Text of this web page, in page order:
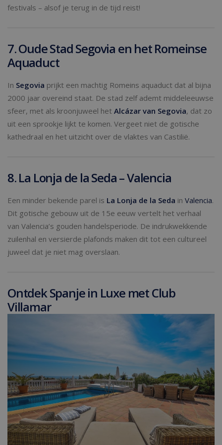
festivals – alsof je terug in de tijd reist!
7. Oude Stad Segovia en het Romeinse
Aquaduct
In Segovia prijkt een machtig Romeins aquaduct dat al bijna
2000 jaar overeind staat. De stad zelf ademt middeleeuwse
sfeer, met als kroonjuweel het Alcázar van Segovia, dat zo
uit een sprookje lijkt te komen. Vergeet niet de gotische
kathedraal en het uitzicht over de vlaktes van Castilië.
8. La Lonja de la Seda – Valencia
Een minder bekende parel is La Lonja de la Seda in Valencia.
Dit gotische gebouw uit de 15e eeuw vertelt het verhaal
van Valencia’s gouden handelsperiode. De indrukwekkende
zuilenhal en versierde plafonds maken dit tot een cultureel
juweel dat je niet mag overslaan.
Ontdek Spanje in Luxe met Club
Villamar